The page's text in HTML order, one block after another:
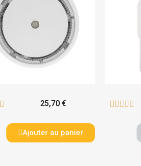
 25,70 €
Ajouter au panier
    